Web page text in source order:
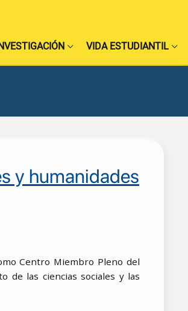
VIDA ESTUDIANTIL
y humanidades
Centro Miembro Pleno del
de las ciencias sociales y las